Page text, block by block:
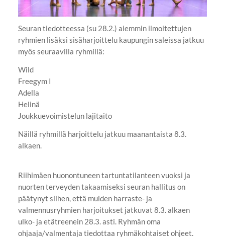
Seuran tiedotteessa (su 28.2.) aiemmin ilmoitettujen
ryhmien lisäksi sisäharjoittelu kaupungin saleissa jatkuu
myös seuraavilla ryhmillä:
Wild
Freegym I
Adella
Helinä
Joukkuevoimistelun lajitaito
Näillä ryhmillä harjoittelu jatkuu maanantaista 8.3.
alkaen.
Riihimäen huonontuneen tartuntatilanteen vuoksi ja
nuorten terveyden takaamiseksi seuran hallitus on
päätynyt siihen, että muiden harraste- ja
valmennusryhmien harjoitukset jatkuvat 8.3. alkaen
ulko- ja etätreenein 28.3. asti. Ryhmän oma
ohjaaja/valmentaja tiedottaa ryhmäkohtaiset ohjeet.